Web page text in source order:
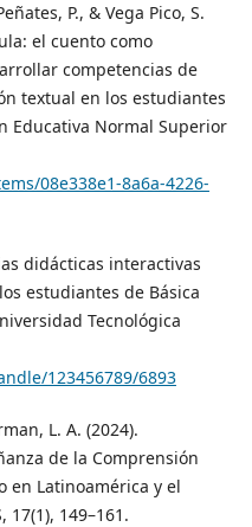
P., & Vega Pico, S.
el cuento como
competencias de
textual en los estudiantes
Educativa Normal Superior
08e338e1-8a6a-4226-
didácticas interactivas
estudiantes de Básica
Tecnológica
123456789/6893
L. A. (2024).
de la Comprensión
en Latinoamérica y el
17(1), 149–161.